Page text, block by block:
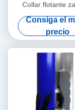
Collar flotante
flotantes
cementación sin
válvula única /
Consiga el
precio